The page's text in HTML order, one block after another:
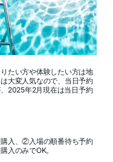
たい方や体験したい方は地
大変人気なので、当日予約
2025年2月現在は当日予約
入、②入場の順番待ち予約
入のみでOK。